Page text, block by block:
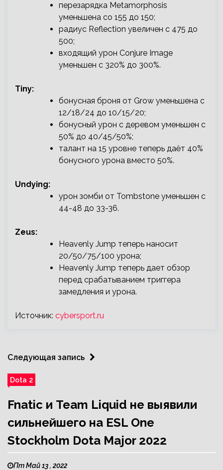
перезарядка Metamorphosis
уменьшена со 155 до 150;
радиус Reflection увеличен с 475 до
500;
входящий урон Conjure Image
уменьшен с 320% до 300%.
Tiny:
бонусная броня от Grow уменьшена с
12/18/24 до 10/15/20;
бонусный урон с деревом уменьшен с
50% до 40/45/50%;
талант на 15 уровне теперь даёт 40%
бонусного урона вместо 50%.
Undying:
урон зомби от Tombstone уменьшен с
44-48 до 33-36.
Zeus:
Heavenly Jump теперь наносит
20/50/75/100 урона;
Heavenly Jump теперь дает обзор
перед срабатыванием триггера
замедления и урона.
Источник: cybersport.ru
Следующая запись
Dota 2
Fnatic и Team Liquid не выявили
сильнейшего на ESL One
Stockholm Dota Major 2022
Пт Май 13 , 2022